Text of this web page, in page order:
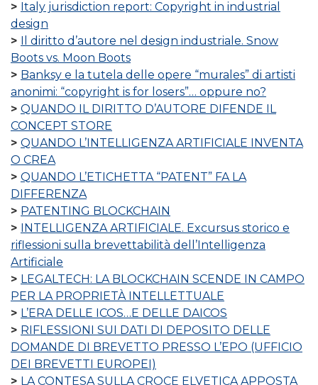
Italy jurisdiction report: Copyright in industrial
design
Il diritto d’autore nel design industriale. Snow
Boots vs. Moon Boots
Banksy e la tutela delle opere “murales” di artisti
anonimi: “copyright is for losers”… oppure no?
QUANDO IL DIRITTO D’AUTORE DIFENDE IL
CONCEPT STORE
QUANDO L’INTELLIGENZA ARTIFICIALE INVENTA
O CREA
QUANDO L’ETICHETTA “PATENT” FA LA
DIFFERENZA
PATENTING BLOCKCHAIN
INTELLIGENZA ARTIFICIALE. Excursus storico e
riflessioni sulla brevettabilità dell’Intelligenza
Artificiale
LEGALTECH: LA BLOCKCHAIN SCENDE IN CAMPO
PER LA PROPRIETÀ INTELLETTUALE
L’ERA DELLE ICOS…E DELLE DAICOS
RIFLESSIONI SUI DATI DI DEPOSITO DELLE
DOMANDE DI BREVETTO PRESSO L’EPO (UFFICIO
DEI BREVETTI EUROPEI)
LA CONTESA SULLA CROCE ELVETICA APPOSTA